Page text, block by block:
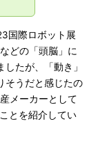
国際ロボット展
どの「頭脳」に
たが、「動き」
そうだと感じたの
メーカーとして
とを紹介してい